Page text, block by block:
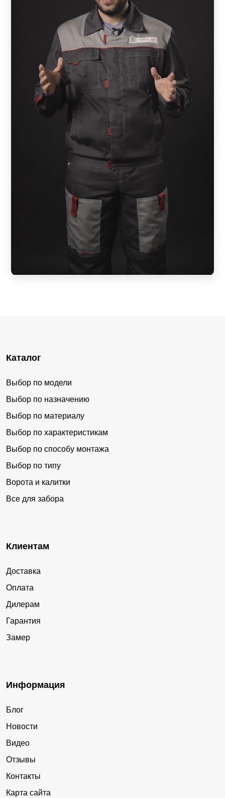
Каталог
Выбор по модели
Выбор по назначению
Выбор по материалу
Выбор по характеристикам
Выбор по способу монтажа
Выбор по типу
Ворота и калитки
Все для забора
Клиентам
Доставка
Оплата
Дилерам
Гарантия
Замер
Информация
Блог
Новости
Видео
Отзывы
Контакты
Карта сайта